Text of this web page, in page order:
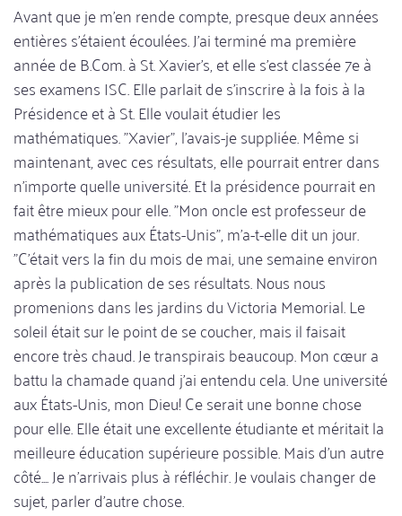
Avant que je m'en rende compte, presque deux années
entières s'étaient écoulées. J'ai terminé ma première
année de B.Com. à St. Xavier's, et elle s'est classée 7e à
ses examens ISC. Elle parlait de s'inscrire à la fois à la
Présidence et à St. Elle voulait étudier les
mathématiques. "Xavier", l'avais-je suppliée. Même si
maintenant, avec ces résultats, elle pourrait entrer dans
n'importe quelle université. Et la présidence pourrait en
fait être mieux pour elle. "Mon oncle est professeur de
mathématiques aux États-Unis", m'a-t-elle dit un jour.
"C'était vers la fin du mois de mai, une semaine environ
après la publication de ses résultats. Nous nous
promenions dans les jardins du Victoria Memorial. Le
soleil était sur le point de se coucher, mais il faisait
encore très chaud. Je transpirais beaucoup. Mon cœur a
battu la chamade quand j'ai entendu cela. Une université
aux États-Unis, mon Dieu! Ce serait une bonne chose
pour elle. Elle était une excellente étudiante et méritait la
meilleure éducation supérieure possible. Mais d'un autre
côté.... Je n'arrivais plus à réfléchir. Je voulais changer de
sujet, parler d'autre chose.